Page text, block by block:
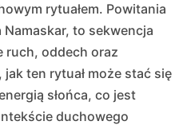
rytuałem. Powitania
Namaskar, to sekwencja
ruch, oddech oraz
ten rytuał może stać się
słońca, co jest
duchowego